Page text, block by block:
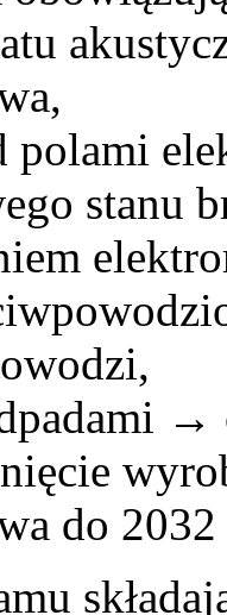
polami
stanu
→
do